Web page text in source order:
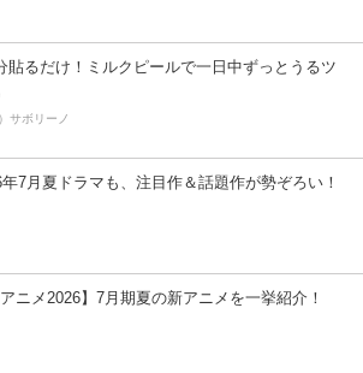
貼るだけ！ミルクピールで一日中ずっとうるツ
サボリーノ
年7月夏ドラマも、注目作＆話題作が勢ぞろい！
アニメ2026】7月期夏の新アニメを一挙紹介！